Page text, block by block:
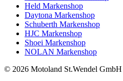
Held Markenshop
Daytona Markenshop
Schuberth Markenshop
HJC Markenshop
Shoei Markenshop
NOLAN Markenshop
© 2026 Motoland St.Wendel GmbH